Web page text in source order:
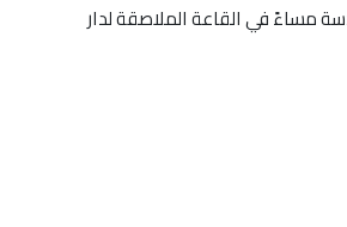
مساءً في القاعة الملاصقة لدار